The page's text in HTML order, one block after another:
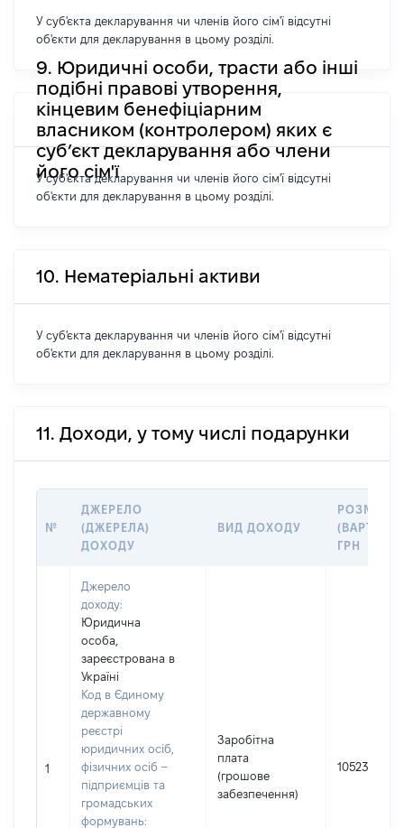
У суб'єкта декларування чи членів його сім'ї відсутні
об'єкти для декларування в цьому розділі.
9. Юридичні особи, трасти або інші
подібні правові утворення,
кінцевим бенефіціарним
власником (контролером) яких є
суб’єкт декларування або члени
його сім'ї
У суб'єкта декларування чи членів його сім'ї відсутні
об'єкти для декларування в цьому розділі.
10. Нематеріальні активи
У суб'єкта декларування чи членів його сім'ї відсутні
об'єкти для декларування в цьому розділі.
11. Доходи, у тому числі подарунки
№
ДЖЕРЕЛО
(ДЖЕРЕЛА)
ДОХОДУ
ВИД ДОХОДУ
РОЗМІР
ГРН
1
Джерело
доходу:
Юридична
особа,
зареєстрована в
Україні
Код в Єдиному
державному
реєстрі
юридичних осіб,
фізичних осіб –
підприємців та
громадських
формувань:
Заробітна
плата
(грошове
забезпечення)
1052323